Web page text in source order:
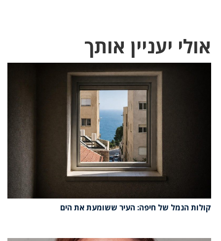
אולי יעניין אותך
קולות הנמל של חיפה: העיר ששומעת את הים